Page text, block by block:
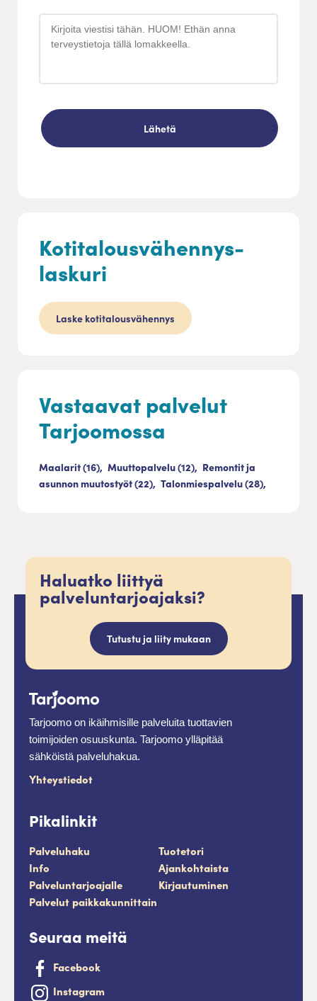
Vastaavat palvelut
Tarjoomossa
Maalarit (16), Muuttopalvelu (12), Remontit ja
asunnon muutostyöt (22), Talonmiespalvelu (28),
Kotitalousvähennys-
laskuri
Laske kotitalousvähennys
Haluatko liittyä
palveluntarjoajaksi?
Tutustu ja liity mukaan
Tarjoomo on ikäihmisille palveluita tuottavien
toimijoiden osuuskunta. Tarjoomo ylläpitää
sähköistä palveluhakua.
Yhteystiedot
Pikalinkit
Palveluhaku
Tuotetori
Info
Ajankohtaista
Palveluntarjoajalle
Kirjautuminen
Palvelut paikkakunnittain
Seuraa meitä
Facebook
Instagram